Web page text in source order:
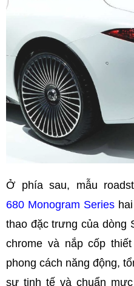
Ở phía sau, mẫu
680 Monogram Series
thao đặc trưng của dòng
chrome và nắp cốp
phong cách năng động,
sự tinh tế và chuẩn